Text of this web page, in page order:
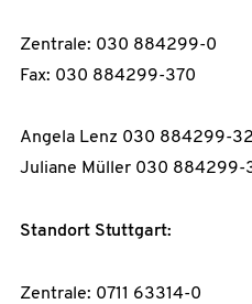
Zentrale: 030 884299-0
Fax: 030 884299-370
Angela Lenz 030 884299-
Juliane Müller 030 884299-
Standort Stuttgart:
Zentrale: 0711 63314-0